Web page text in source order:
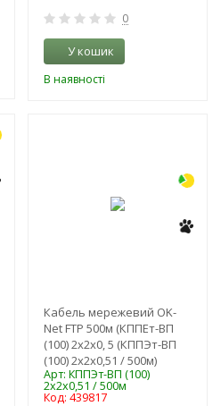
0
У кошик
В наявності
Кабель мережевий OK-
Net FTP 500м (КППЕт-ВП
(100) 2х2х0, 5 (КППЭт-ВП
(100) 2х2х0,51 / 500м)
Арт: КППЭт-ВП (100)
2х2х0,51 / 500м
Код: 439817